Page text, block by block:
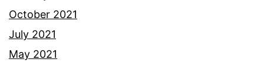
October 2021
July 2021
May 2021